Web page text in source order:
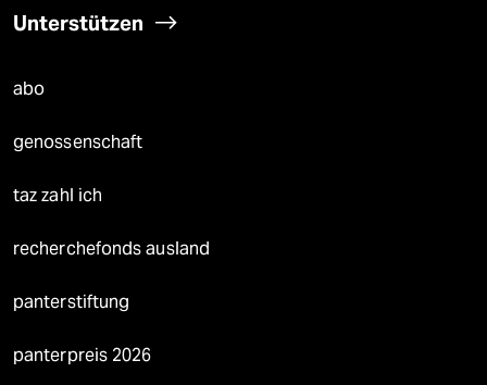
Unterstützen
abo
genossenschaft
taz zahl ich
recherchefonds ausland
panterstiftung
panterpreis 2026